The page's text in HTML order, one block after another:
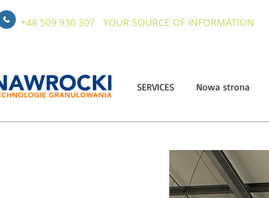
+48 509 930 307 YOUR SOURCE OF INFORMATION
SERVICES Nowa strona